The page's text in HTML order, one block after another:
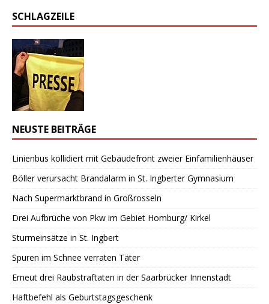
SCHLAGZEILE
NEUSTE BEITRÄGE
Linienbus kollidiert mit Gebäudefront zweier Einfamilienhäuser
Böller verursacht Brandalarm in St. Ingberter Gymnasium
Nach Supermarktbrand in Großrosseln
Drei Aufbrüche von Pkw im Gebiet Homburg/ Kirkel
Sturmeinsätze in St. Ingbert
Spuren im Schnee verraten Täter
Erneut drei Raubstraftaten in der Saarbrücker Innenstadt
Haftbefehl als Geburtstagsgeschenk